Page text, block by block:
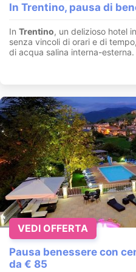
In Trentino, pausa di
In Trentino, un delizioso hotel
senza vincoli di orari e di
di acqua salina interna-esterna.
Pausa benessere con
da € 85
VEDI OFFERTA